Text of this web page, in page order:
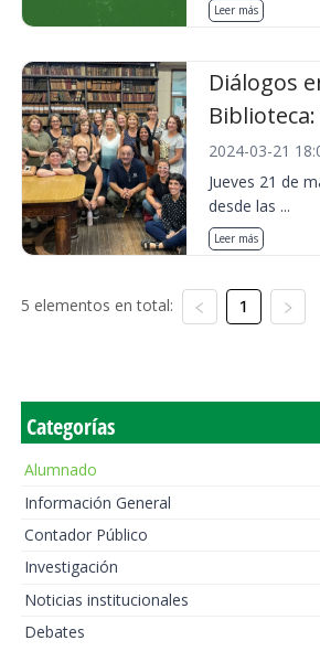
Leer más
Diálogos
2024-03-21
Jueves 21 de
desde las ...
Leer más
5 elementos en total: 1
Categorías
Alumnado
Información General
Contador Público
Investigación
Noticias institucionales
Debates